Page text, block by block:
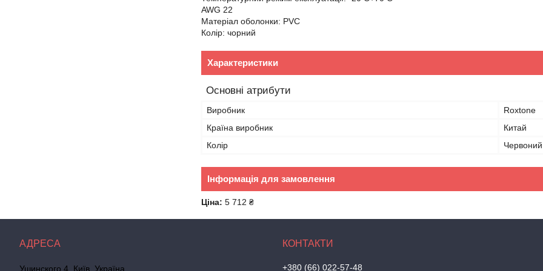
AWG 22
Матеріал оболонки: PVC
Колір: чорний
Характеристики
Основні атрибути
Виробник
Roxtone
Країна виробник
Китай
Колір
Червоний
Інформація для замовлення
Ціна: 5 712 ₴
Ушинского 4, Київ, Україна +380 (66) 022-57-48